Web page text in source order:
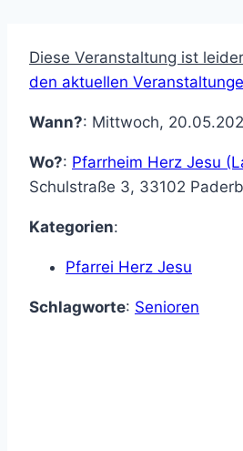
Diese Veranstaltung ist
den aktuellen
Wann?: Mittwoch,
Wo?: Pfarrheim Herz Jesu
Schulstraße 3, 33102
Kategorien:
Pfarrei Herz Jesu
Schlagworte: Senioren